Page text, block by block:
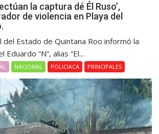
la captura dé Él Ruso’,
de violencia en Playa del
del Estado de Quintana Roo informó la
“N”, alias “El...
NACIONAL POLICIACA PRINCIPALES